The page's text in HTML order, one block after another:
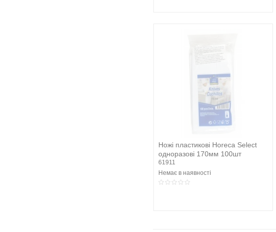
Ножі пластикові Horeca Select
одноразові 170мм 100шт
61911
Немає в наявності